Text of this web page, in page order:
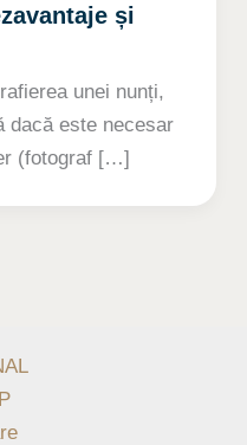
și
unei nunți,
dacă este necesar
(fotograf […]